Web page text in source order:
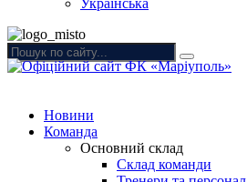
Українська
Новини
Команда
Основний склад
Склад команди